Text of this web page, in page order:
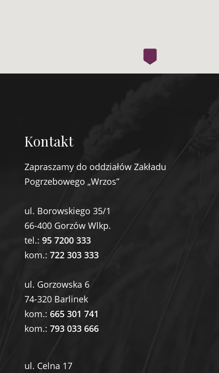
Kontakt
Zapraszamy do oddziałów Zakładu
Pogrzebowego „Wrzos”
ul. Borowskiego 35/1
66-400 Gorzów Wlkp.
tel.: 95 7200 333
kom.: 722 303 333
ul. Gorzowska 6
74-320 Barlinek
kom.: 665 301 741
kom.: 793 033 666
ul. Celna 17